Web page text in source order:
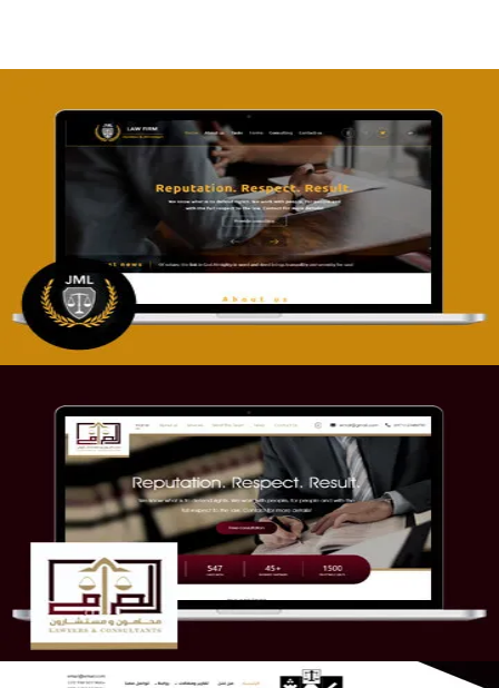
تصميم موقع آل جبار والمزارقة للمحاماة
التفاصيل
موقع الصرامي للمحاماة
التفاصيل